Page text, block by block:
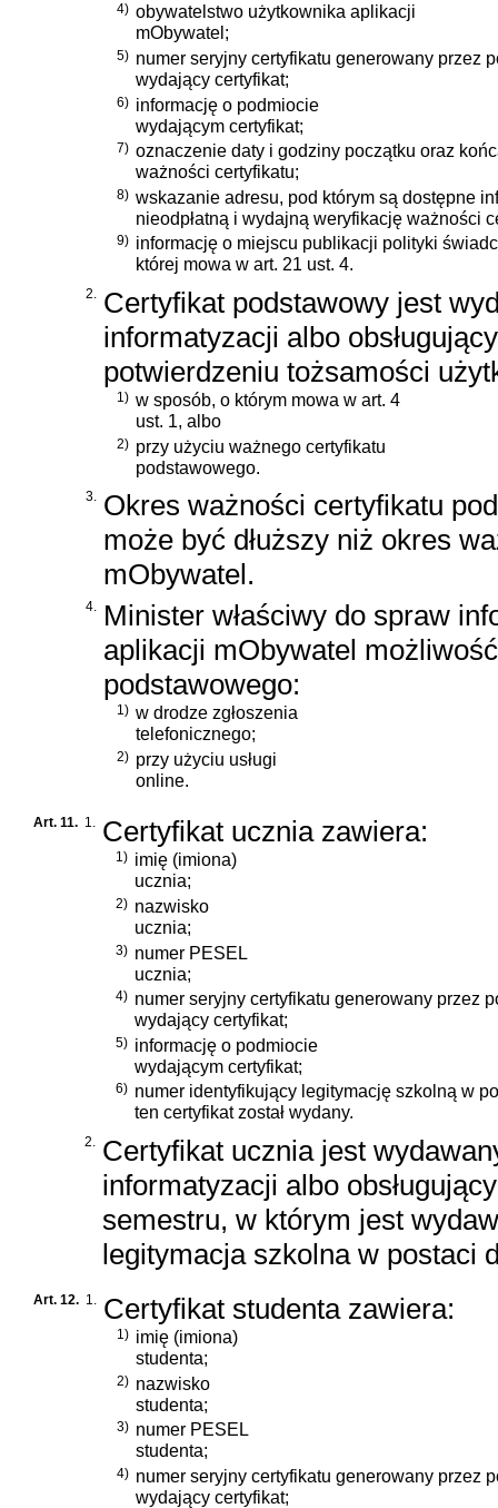
4) obywatelstwo użytkownika aplikacji
mObywatel;
5) numer seryjny certyfikatu generowany przez
wydający certyfikat;
6) informację o podmiocie
wydającym certyfikat;
7) oznaczenie daty i godziny początku oraz
ważności certyfikatu;
8) wskazanie adresu, pod którym są dostępne
nieodpłatną i wydajną weryfikację ważności
9) informację o miejscu publikacji polityki
której mowa w art. 21 ust. 4.
2. Certyfikat podstawowy jest
informatyzacji albo
potwierdzeniu tożsamości
1) w sposób, o którym mowa w art. 4
ust. 1, albo
2) przy użyciu ważnego certyfikatu
podstawowego.
3. Okres ważności certyfikatu
może być dłuższy niż okres
mObywatel.
4. Minister właściwy do spraw
aplikacji mObywatel
podstawowego:
1) w drodze zgłoszenia
telefonicznego;
2) przy użyciu usługi
online.
Art. 11. 1. Certyfikat ucznia zawiera:
1) imię (imiona)
ucznia;
2) nazwisko
ucznia;
3) numer PESEL
ucznia;
4) numer seryjny certyfikatu generowany przez
wydający certyfikat;
5) informację o podmiocie
wydającym certyfikat;
6) numer identyfikujący legitymację szkolną w
ten certyfikat został wydany.
2. Certyfikat ucznia jest
informatyzacji albo
semestru, w którym jest
legitymacja szkolna w postaci
Art. 12. 1. Certyfikat studenta zawiera:
1) imię (imiona)
studenta;
2) nazwisko
studenta;
3) numer PESEL
studenta;
4) numer seryjny certyfikatu generowany przez
wydający certyfikat;